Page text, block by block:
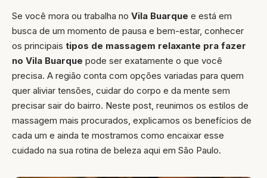
Se você mora ou trabalha no Vila Buarque e está em
busca de um momento de pausa e bem-estar, conhecer
os principais tipos de massagem relaxante pra fazer
no Vila Buarque pode ser exatamente o que você
precisa. A região conta com opções variadas para quem
quer aliviar tensões, cuidar do corpo e da mente sem
precisar sair do bairro. Neste post, reunimos os estilos de
massagem mais procurados, explicamos os benefícios de
cada um e ainda te mostramos como encaixar esse
cuidado na sua rotina de beleza aqui em São Paulo.